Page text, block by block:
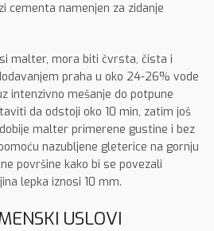
cementa namenjen za zidanje
malter, mora biti čvrsta, čista i
praha u oko 24-26% vode
intenzivno mešanje do potpune
da odstoji oko 10 min, zatim još
malter primerene gustine i bez
nazubljene gleterice na gornju
površine kako bi se povezali
lepka iznosi 10 mm.
USLOVI